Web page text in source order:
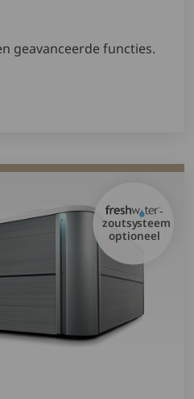
geavanceerde functies.
zoutsysteem
optioneel
-